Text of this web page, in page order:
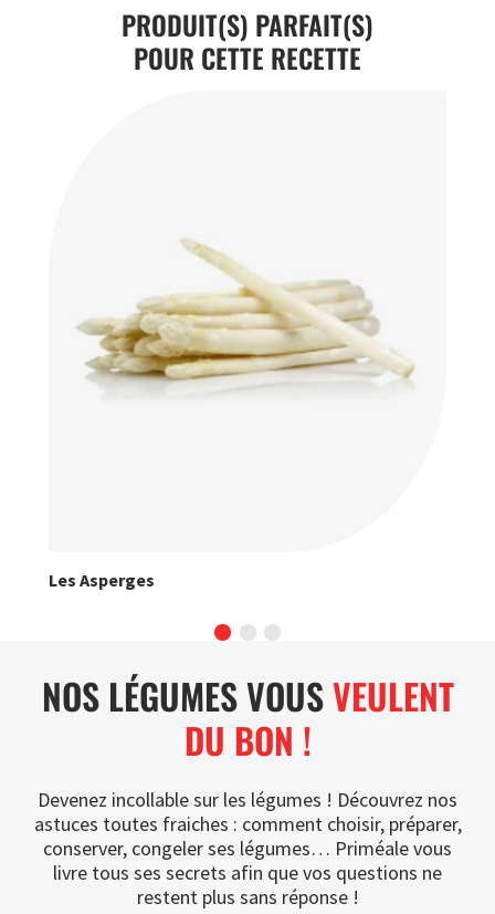
PRODUIT(S) PARFAIT(S)
POUR CETTE RECETTE
Les Asperges
NOS LÉGUMES VOUSVEULENT
DU BON !
Devenez incollable sur les légumes ! Découvrez nos
astuces toutes fraiches : comment choisir, préparer,
conserver, congeler ses légumes… Priméale vous
livre tous ses secrets afin que vos questions ne
restent plus sans réponse !